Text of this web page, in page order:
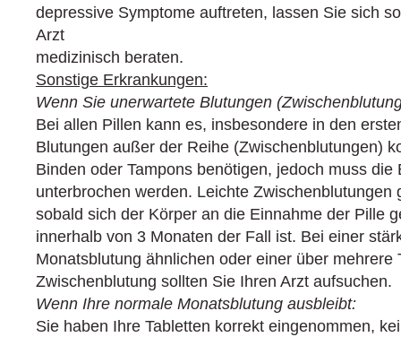
depressive Symptome auftreten, lassen Sie sich
Arzt
medizinisch beraten.
Sonstige Erkrankungen:
Wenn Sie unerwartete Blutungen
Bei allen Pillen kann es, insbesondere in den
Blutungen außer der Reihe (Zwischenblutungen)
Binden oder Tampons benötigen, jedoch muss
unterbrochen werden. Leichte Zwischenblutungen
sobald sich der Körper an die Einnahme der Pille
innerhalb von 3 Monaten der Fall ist. Bei einer
Monatsblutung ähnlichen oder einer über mehrere
Zwischenblutung sollten Sie Ihren Arzt aufsuchen.
Wenn Ihre normale Monatsblutung ausbleibt:
Sie haben Ihre Tabletten korrekt eingenommen,